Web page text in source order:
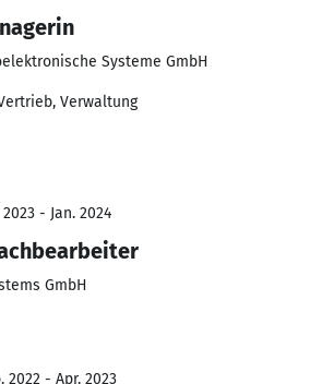
Systeme GmbH
Verwaltung
- Jan. 2024
GmbH
2022 - Apr. 2023